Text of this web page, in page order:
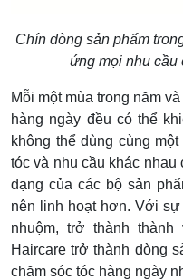
Chín dòng sản phẩm
ứng mọi nhu cầu
Mỗi một mùa trong năm
hàng ngày đều có thể
không thể dùng cùng
tóc và nhu cầu khác
dạng của các bộ sản
nên linh hoạt hơn. Với
nhuộm, trở thành
Haircare trở thành dòng
chăm sóc tóc hàng ngày